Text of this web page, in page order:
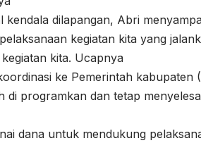
kendala dilapangan, Abri
kegiatan kita yang
kita. Ucapnya
ke Pemerintah kabupaten
di programkan dan tetap
dana untuk mendukung